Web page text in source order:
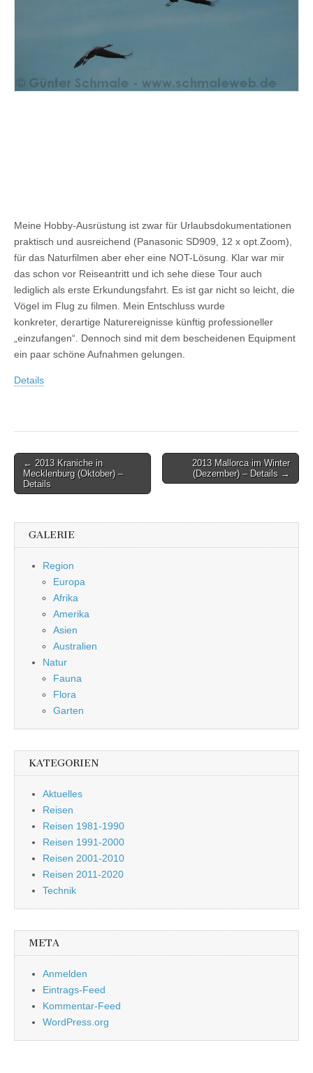
Meine Hobby-Ausrüstung ist zwar für Urlaubsdokumentationen
praktisch und ausreichend (Panasonic SD909, 12 x opt.Zoom),
für das Naturfilmen aber eher eine NOT-Lösung. Klar war mir
das schon vor Reiseantritt und ich sehe diese Tour auch
lediglich als erste Erkundungsfahrt. Es ist gar nicht so leicht, die
Vögel im Flug zu filmen. Mein Entschluss wurde
konkreter, derartige Naturereignisse künftig professioneller
„einzufangen“. Dennoch sind mit dem bescheidenen Equipment
ein paar schöne Aufnahmen gelungen.
Details
Post
navigation
← 2013 Kraniche in
Mecklenburg (Oktober) –
Details
2013 Mallorca im Winter
(Dezember) – Details →
GALERIE
Region
Europa
Afrika
Amerika
Asien
Australien
Natur
Fauna
Flora
Garten
KATEGORIEN
Aktuelles
Reisen
Reisen 1981-1990
Reisen 1991-2000
Reisen 2001-2010
Reisen 2011-2020
Technik
META
Anmelden
Eintrags-Feed
Kommentar-Feed
WordPress.org